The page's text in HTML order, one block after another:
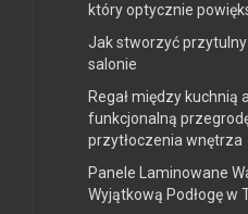
który optycznie
Jak stworzyć
salonie
Regał między kuchnią
funkcjonalną
przytłoczenia wnętrza
Panele Laminowane
Wyjątkową Podłogę w